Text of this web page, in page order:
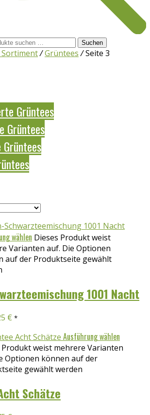
Suchen
/Grüntees /Seite 3
Grüntees
Grüntees
Grüntees
wählen Dieses Produkt weist
Varianten auf. Die Optionen
auf der Produktseite gewählt
1001 Nacht
€ *
Ausführung wählen
Produkt weist mehrere Varianten
Optionen können auf der
gewählt werden
Schätze